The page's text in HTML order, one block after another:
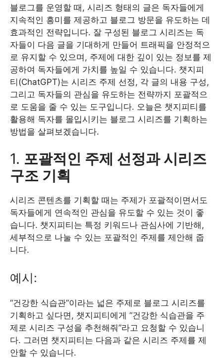
블로그를 운영할 때, 시리즈 형태의 글은 독자들에게
지속적인 흥미를 제공하고 블로그 방문을 유도하는 데
효과적인 전략입니다. 잘 구성된 블로그 시리즈는 독
자들이 다음 글을 기대하게 만들어 트래픽을 안정적으
로 유지할 수 있으며, 주제에 대한 깊이 있는 정보를 제
공하여 독자들에게 가치를 높일 수 있습니다. 챗지피
티(ChatGPT)는 시리즈 주제 선정, 각 글의 내용 구성,
그리고 독자들의 관심을 유도하는 전략까지 포괄적으
로 도움을 줄 수 있는 도구입니다. 오늘은 챗지피티를
활용해 독자를 몰입시키는 블로그 시리즈를 기획하는
방법을 살펴보겠습니다.
1. 포괄적인 주제 선정과 시리즈
구조 기획
시리즈 콘텐츠를 기획할 때는 주제가 포괄적이면서도
독자들에게 연속적인 관심을 유도할 수 있는 것이 좋
습니다. 챗지피티는 특정 키워드나 관심사에 기반해,
세부적으로 나눌 수 있는 포괄적인 주제를 제안해 줍
니다.
예시:
“건강한 식습관”이라는 넓은 주제로 블로그 시리즈를
기획하고 싶다면, 챗지피티에게 “건강한 식습관을 주
제로 시리즈 구성을 추천해줘”라고 요청할 수 있습니
다. 그러면 챗지피티는 다음과 같은 시리즈 주제를 제
안할 수 있습니다.